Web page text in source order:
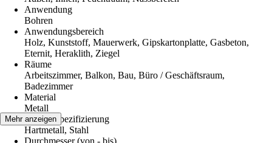
Anwendung
Bohren
Anwendungsbereich
Holz, Kunststoff, Mauerwerk, Gipskartonplatte, Gasbeton,
Eternit, Heraklith, Ziegel
Räume
Arbeitszimmer, Balkon, Bau, Büro / Geschäftsraum,
Badezimmer
Material
Metall
Materialspezifizierung
Hartmetall, Stahl
Durchmesser (von - bis)
Mehr anzeigen